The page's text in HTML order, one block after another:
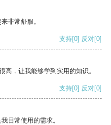
非常舒服。
支持[0] 反对[0]
高，让我能够学到实用的知识。
支持[0] 反对[0]
日常使用的需求。